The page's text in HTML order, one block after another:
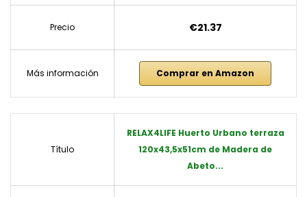
Precio €21.37
Más información Comprar en Amazon
Título
RELAX4LIFE Huerto Urbano terraza
120x43,5x51cm de Madera de
Abeto...